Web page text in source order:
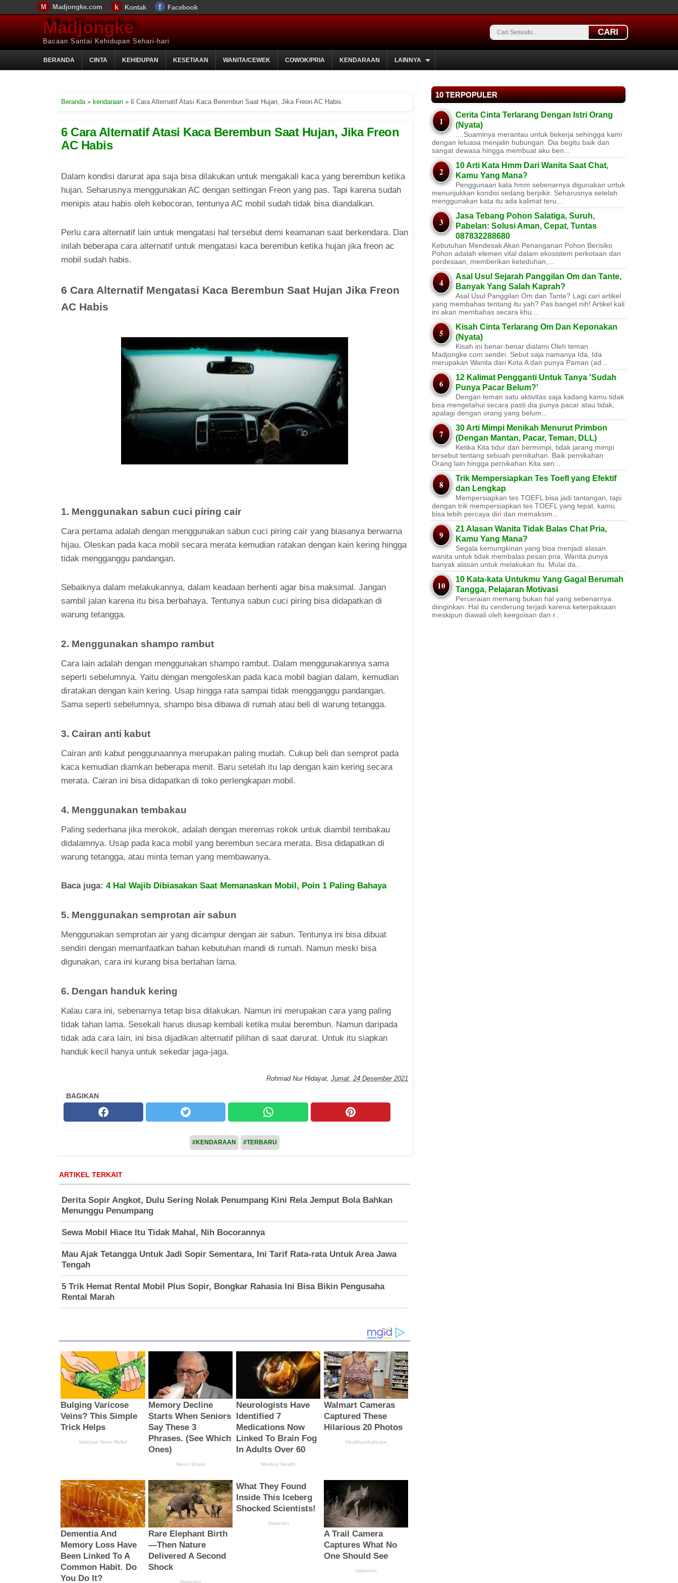
Madjongke.com Kontak Facebook
Madjongke
Bacaan Santai Kehidupan Sehari-hari
CARI
BERANDA CINTA KEHIDUPAN KESETIAAN WANITA/CEWEK COWOK/PRIA KENDARAAN LAINNYA
Beranda» kendaraan » 6 Cara Alternatif Atasi Kaca Berembun Saat Hujan, Jika Freon AC Habis
6 Cara Alternatif Atasi Kaca Berembun Saat Hujan, Jika Freon
AC Habis
Dalam kondisi darurat apa saja bisa dilakukan untuk mengakali kaca yang berembun ketika
hujan. Seharusnya menggunakan AC dengan settingan Freon yang pas. Tapi karena sudah
menipis atau habis oleh kebocoran, tentunya AC mobil sudah tidak bisa diandalkan.
Perlu cara alternatif lain untuk mengatasi hal tersebut demi keamanan saat berkendara. Dan
inilah beberapa cara alternatif untuk mengatasi kaca berembun ketika hujan jika freon ac
mobil sudah habis.
6 Cara Alternatif Mengatasi Kaca Berembun Saat Hujan Jika Freon
AC Habis
1. Menggunakan sabun cuci piring cair
Cara pertama adalah dengan menggunakan sabun cuci piring cair yang biasanya berwarna
hijau. Oleskan pada kaca mobil secara merata kemudian ratakan dengan kain kering hingga
tidak mengganggu pandangan.
Sebaiknya dalam melakukannya, dalam keadaan berhenti agar bisa maksimal. Jangan
sambil jalan karena itu bisa berbahaya. Tentunya sabun cuci piring bisa didapatkan di
warung tetangga.
2. Menggunakan shampo rambut
Cara lain adalah dengan menggunakan shampo rambut. Dalam menggunakannya sama
seperti sebelumnya. Yaitu dengan mengoleskan pada kaca mobil bagian dalam, kemudian
diratakan dengan kain kering. Usap hingga rata sampai tidak mengganggu pandangan.
Sama seperti sebelumnya, shampo bisa dibawa di rumah atau beli di warung tetangga.
3. Cairan anti kabut
Cairan anti kabut penggunaannya merupakan paling mudah. Cukup beli dan semprot pada
kaca kemudian diamkan beberapa menit. Baru setelah itu lap dengan kain kering secara
merata. Cairan ini bisa didapatkan di toko perlengkapan mobil.
4. Menggunakan tembakau
Paling sederhana jika merokok, adalah dengan meremas rokok untuk diambil tembakau
didalamnya. Usap pada kaca mobil yang berembun secara merata. Bisa didapatkan di
warung tetangga, atau minta teman yang membawanya.
Baca juga: 4 Hal Wajib Dibiasakan Saat Memanaskan Mobil, Poin 1 Paling Bahaya
5. Menggunakan semprotan air sabun
Menggunakan semprotan air yang dicampur dengan air sabun. Tentunya ini bisa dibuat
sendiri dengan memanfaatkan bahan kebutuhan mandi di rumah. Namun meski bisa
digunakan, cara ini kurang bisa bertahan lama.
6. Dengan handuk kering
Kalau cara ini, sebenarnya tetap bisa dilakukan. Namun ini merupakan cara yang paling
tidak tahan lama. Sesekali harus diusap kembali ketika mulai berembun. Namun daripada
tidak ada cara lain, ini bisa dijadikan alternatif pilihan di saat darurat. Untuk itu siapkan
handuk kecil hanya untuk sekedar jaga-jaga.
Rohmad Nur Hidayat, Jumat, 24 Desember 2021
BAGIKAN
#KENDARAAN #TERBARU
ARTIKEL TERKAIT
Derita Sopir Angkot, Dulu Sering Nolak Penumpang Kini Rela Jemput Bola Bahkan
Menunggu Penumpang
Sewa Mobil Hiace Itu Tidak Mahal, Nih Bocorannya
Mau Ajak Tetangga Untuk Jadi Sopir Sementara, Ini Tarif Rata-rata Untuk Area Jawa
Tengah
5 Trik Hemat Rental Mobil Plus Sopir, Bongkar Rahasia Ini Bisa Bikin Pengusaha
Rental Marah
10 TERPOPULER
Cerita Cinta Terlarang Dengan Istri Orang
(Nyata)
....Suaminya merantau untuk bekerja sehingga kami
dengan leluasa menjalin hubungan. Dia begitu baik dan
sangat dewasa hingga membuat aku ben...
10 Arti Kata Hmm Dari Wanita Saat Chat,
Kamu Yang Mana?
Penggunaan kata hmm sebenarnya digunakan untuk
menunjukkan kondisi sedang berpikir. Seharusnya setelah
menggunakan kata itu ada kalimat teru...
Jasa Tebang Pohon Salatiga, Suruh,
Pabelan: Solusi Aman, Cepat, Tuntas
087832288680
Kebutuhan Mendesak Akan Penanganan Pohon Berisiko ​
Pohon adalah elemen vital dalam ekosistem perkotaan dan
perdesaan, memberikan keteduhan,...
Asal Usul Sejarah Panggilan Om dan Tante,
Banyak Yang Salah Kaprah?
Asal Usul Panggilan Om dan Tante? Lagi cari artikel
yang membahas tentang itu yah? Pas banget nih! Artikel kali
ini akan membahas secara khu...
Kisah Cinta Terlarang Om Dan Keponakan
(Nyata)
Kisah ini benar-benar dialami Oleh teman
Madjongke.com sendiri. Sebut saja namanya Ida, Ida
merupakan Wanita dari Kota A dan punya Paman (ad...
12 Kalimat Pengganti Untuk Tanya 'Sudah
Punya Pacar Belum?'
Dengan teman satu aktivitas saja kadang kamu tidak
bisa mengetahui secara pasti dia punya pacar atau tidak,
apalagi dengan orang yang belum...
30 Arti Mimpi Menikah Menurut Primbon
(Dengan Mantan, Pacar, Teman, DLL)
Ketika Kita tidur dan bermimpi, tidak jarang mimpi
tersebut tentang sebuah pernikahan. Baik pernikahan
Orang lain hingga pernikahan Kita sen...
Trik Mempersiapkan Tes Toefl yang Efektif
dan Lengkap
Mempersiapkan tes TOEFL bisa jadi tantangan, tapi
dengan trik mempersiapkan tes TOEFL yang tepat, kamu
bisa lebih percaya diri dan memaksim...
21 Alasan Wanita Tidak Balas Chat Pria,
Kamu Yang Mana?
Segala kemungkinan yang bisa menjadi alasan
wanita untuk tidak membalas pesan pria. Wanita punya
banyak alasan untuk melakukan itu. Mulai da...
10 Kata-kata Untukmu Yang Gagal Berumah
Tangga, Pelajaran Motivasi
Perceraian memang bukan hal yang sebenarnya
diinginkan. Hal itu cenderung terjadi karena keterpaksaan
meskipun diawali oleh keegoisan dan r...